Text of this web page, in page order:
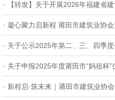
· 【转发】关于开展2026年福建省
· 凝心聚力启新程 莆田市建筑业协
· 关于公示2025年第二、三、四季
· 关于申报2025年度莆田市“妈祖杯
· 新程启·筑未来｜莆田市建筑业协